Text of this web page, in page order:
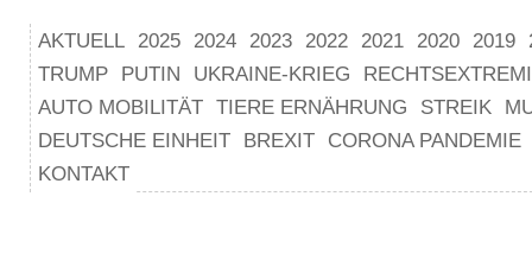
AKTUELL 2025 2024 2023 2022 2021 2020 2019
TRUMP
PUTIN UKRAINE-KRIEG
AUTO MOBILITÄT TIERE ERNÄHRUNG STREIK
DEUTSCHE EINHEIT
BREXIT
CORONA PANDEMIE
KONTAKT